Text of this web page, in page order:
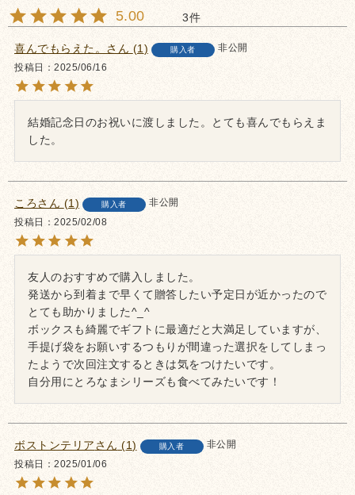
5.00 3
喜んでもらえた。 1 購入者
非公開
投稿日
2025/06/16
結婚記念日のお祝いに渡しました。とても喜んでもらえま
した。
ころ 1 購入者
非公開
投稿日
2025/02/08
友人のおすすめで購入しました。
発送から到着まで早くて贈答したい予定日が近かったので
とても助かりました^_^
ボックスも綺麗でギフトに最適だと大満足していますが、
手提げ袋をお願いするつもりが間違った選択をしてしまっ
たようで次回注文するときは気をつけたいです。
自分用にとろなまシリーズも食べてみたいです！
ボストンテリア 1 購入者
非公開
投稿日
2025/01/06